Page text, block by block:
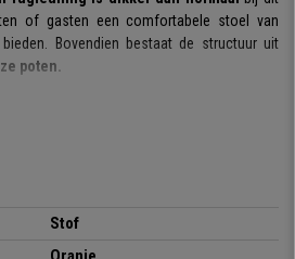
of gasten een comfortabele stoel van
Bovendien bestaat de structuur uit
poten.
model
etc. Hij is ook
Stof